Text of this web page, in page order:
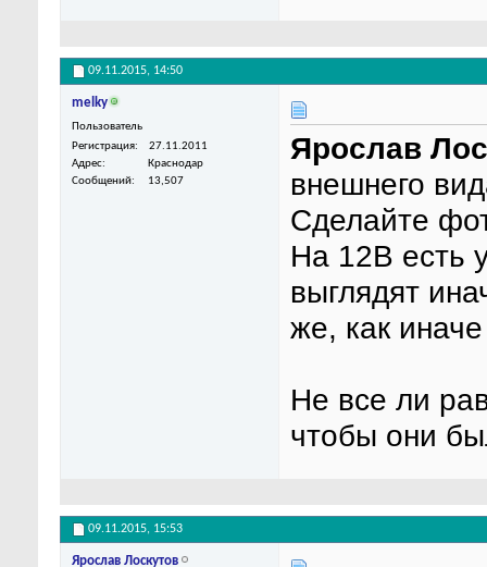
09.11.2015, 14:50
melky
Пользователь
Регистрация
27.11.2011
Адрес
Краснодар
Сообщений
13,507
Ярослав
внешнего
Сделайте
На 12В есть
выглядят
же, как
Не все ли
чтобы они
09.11.2015, 15:53
Ярослав Лоскутов